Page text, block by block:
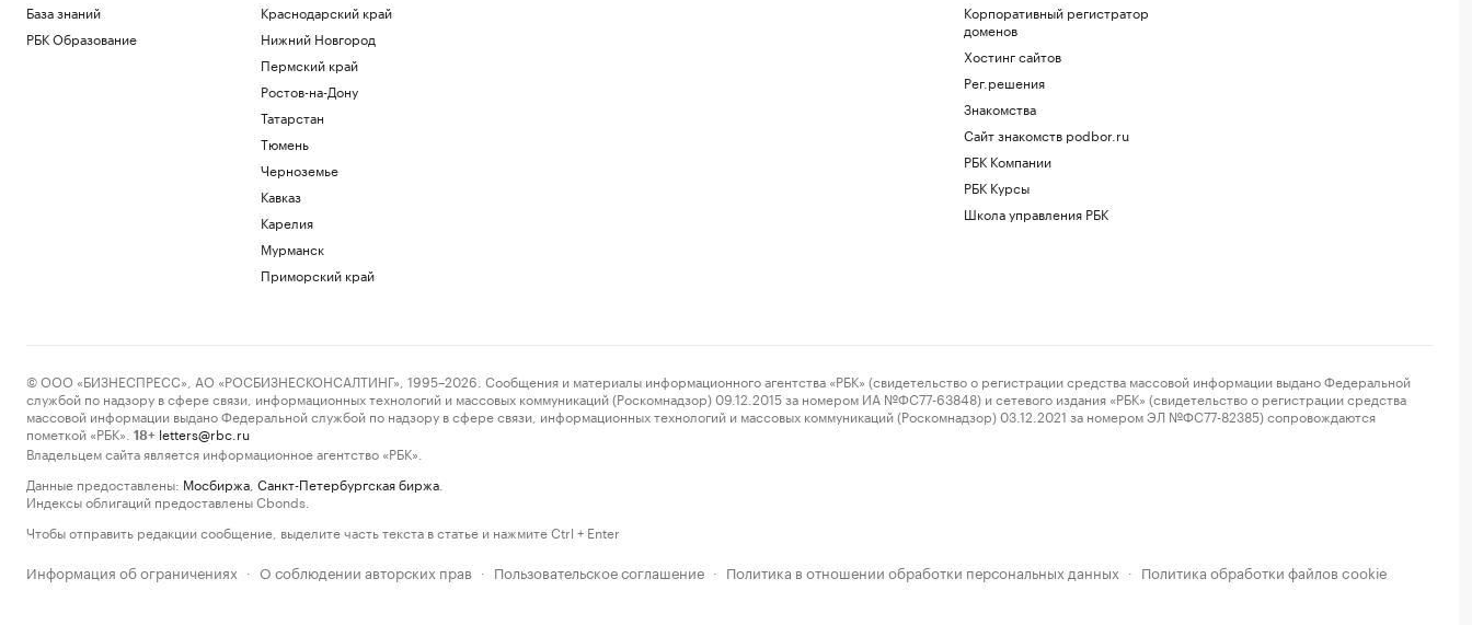
База знаний
РБК Образование
Краснодарский край
Нижний Новгород
Пермский край
Ростов-на-Дону
Татарстан
Тюмень
Черноземье
Кавказ
Карелия
Мурманск
Приморский край
Корпоративный регистратор
доменов
Хостинг сайтов
Рег.решения
Знакомства
Сайт знакомств podbor.ru
РБК Компании
РБК Курсы
Школа управления РБК
© ООО «БИЗНЕСПРЕСС», АО «РОСБИЗНЕСКОНСАЛТИНГ», 1995–2026. Сообщения и материалы информационного агентства «РБК» (свидетельство о регистрации средства массовой информации выдано Федеральной
службой по надзору в сфере связи, информационных технологий и массовых коммуникаций (Роскомнадзор) 09.12.2015 за номером ИА №ФС77-63848) и сетевого издания «РБК» (свидетельство о регистрации средства
массовой информации выдано Федеральной службой по надзору в сфере связи, информационных технологий и массовых коммуникаций (Роскомнадзор) 03.12.2021 за номером ЭЛ №ФС77-82385) сопровождаются
пометкой «РБК».
18+ letters@rbc.ru
Владельцем сайта является информационное агентство «РБК».
Данные предоставлены: Мосбиржа Санкт-Петербургская биржа
Индексы облигаций предоставлены Cbonds.
Чтобы отправить редакции сообщение, выделите часть текста в статье и нажмите Ctrl + Enter
Информация об ограничениях · О соблюдении авторских прав · Пользовательское соглашение · Политика в отношении обработки персональных данных · Политика обработки файлов cookie